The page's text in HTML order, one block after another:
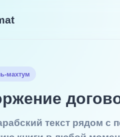
махтум
текст рядом с